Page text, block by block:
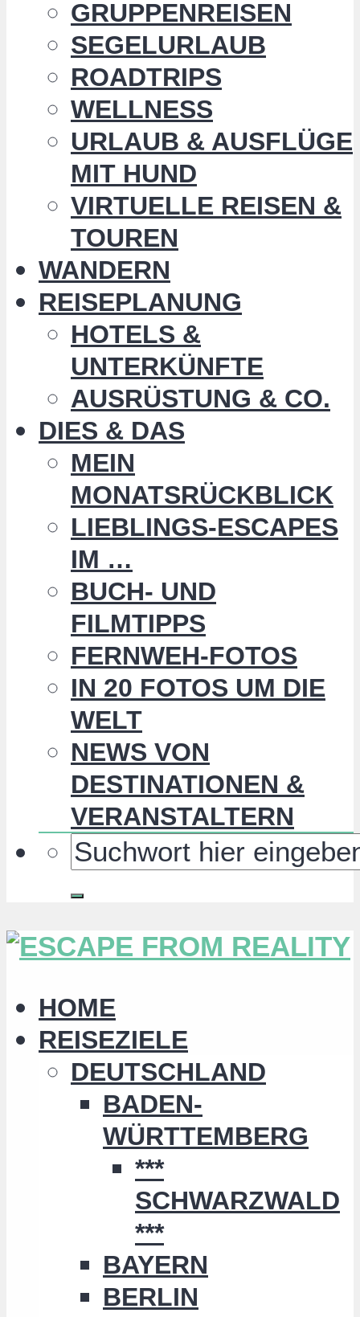
GRUPPENREISEN
SEGELURLAUB
ROADTRIPS
WELLNESS
URLAUB & AUSFLÜGE
MIT HUND
VIRTUELLE REISEN &
TOUREN
WANDERN
REISEPLANUNG
HOTELS &
UNTERKÜNFTE
AUSRÜSTUNG & CO.
DIES & DAS
MEIN
MONATSRÜCKBLICK
LIEBLINGS-ESCAPES
IM …
BUCH- UND
FILMTIPPS
FERNWEH-FOTOS
IN 20 FOTOS UM DIE
WELT
NEWS VON
DESTINATIONEN &
VERANSTALTERN
HOME
REISEZIELE
DEUTSCHLAND
BADEN-
WÜRTTEMBERG
***
SCHWARZWALD
***
BAYERN
BERLIN